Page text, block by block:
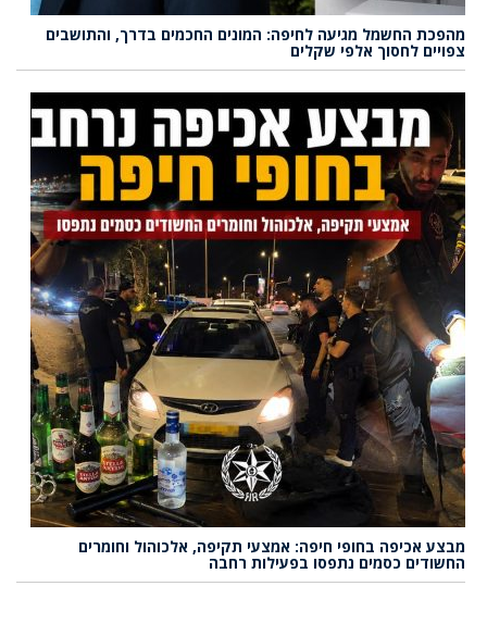
מהפכת החשמל מגיעה לחיפה: המונים החכמים בדרך, והתושבים
צפויים לחסוך אלפי שקלים
מבצע אכיפה בחופי חיפה: אמצעי תקיפה, אלכוהול וחומרים
החשודים כסמים נתפסו בפעילות רחבה